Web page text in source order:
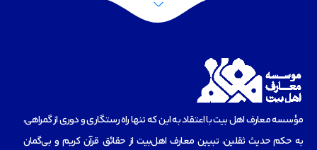
مؤسسه‌ معارف اهل بیت با اعتقاد به این که تنها راه رستگاری و دوری از گمراهی،
به حکم حدیث ثقلین، تبیین معارف اهل‌بیت از حقائق قرآن کریم و بی‌گمان